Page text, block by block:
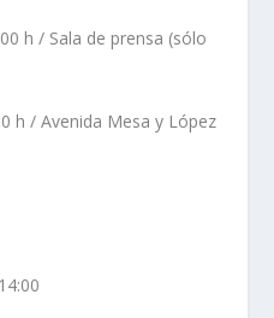
h / Sala de prensa (sólo
h / Avenida Mesa y López